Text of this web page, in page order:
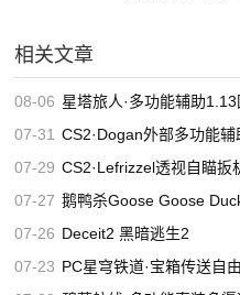
显示玩家牌
显示玩家骰子
玩家列表->【房主可用】让
玩家列表->【房主可用】让
相关文章
08-06 星塔旅人·多功能辅助1.13
07-31 CS2·Dogan外部多功能
07-29 CS2·Lefrizzel透视自瞄扳
07-27 鹅鸭杀Goose Goose
07-26 Deceit2 黑暗逃生2
07-23 PC星穹铁道·宝箱传送自